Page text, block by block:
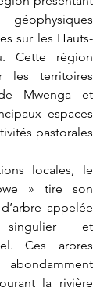
sur les Hauts-
Cette région
les territoires
Mwenga et
espaces
pastorales
» tire son
Ces arbres
la rivière